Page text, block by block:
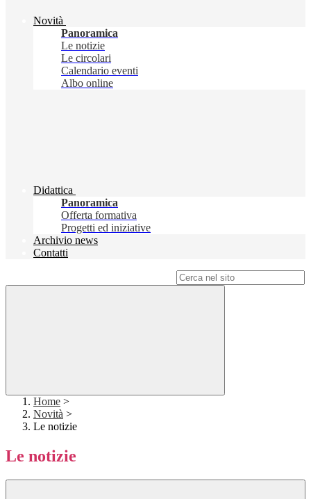
Novità
Panoramica
Le notizie
Le circolari
Calendario eventi
Albo online
Didattica
Panoramica
Offerta formativa
Progetti ed iniziative
Archivio news
Contatti
Home >
Novità >
Le notizie
Le notizie